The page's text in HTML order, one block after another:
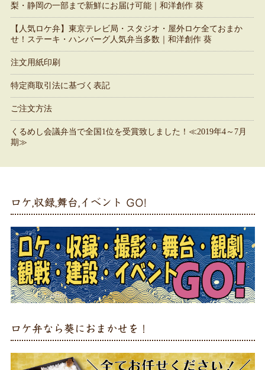
梨・静岡の一部まで新鮮にお届け可能｜和洋創作 葵
【人気ロケ弁】東京テレビ局・スタジオ・屋外ロケ全ておまか
せ！ステーキ・ハンバーグ人気弁当多数｜和洋創作 葵
注文用紙印刷
特定商取引法に基づく表記
ご注文方法
くるめし会議弁当で全国1位を受賞致しました！≪2019年4～7月
期≫
ロケ,収録,舞台,イベント GO!
ロケ弁なら葵におまかせを！